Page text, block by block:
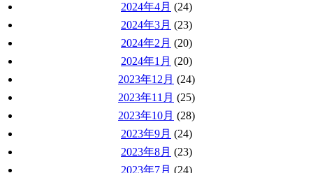
2024年4月 (24)
2024年3月 (23)
2024年2月 (20)
2024年1月 (20)
2023年12月 (24)
2023年11月 (25)
2023年10月 (28)
2023年9月 (24)
2023年8月 (23)
2023年7月 (24)